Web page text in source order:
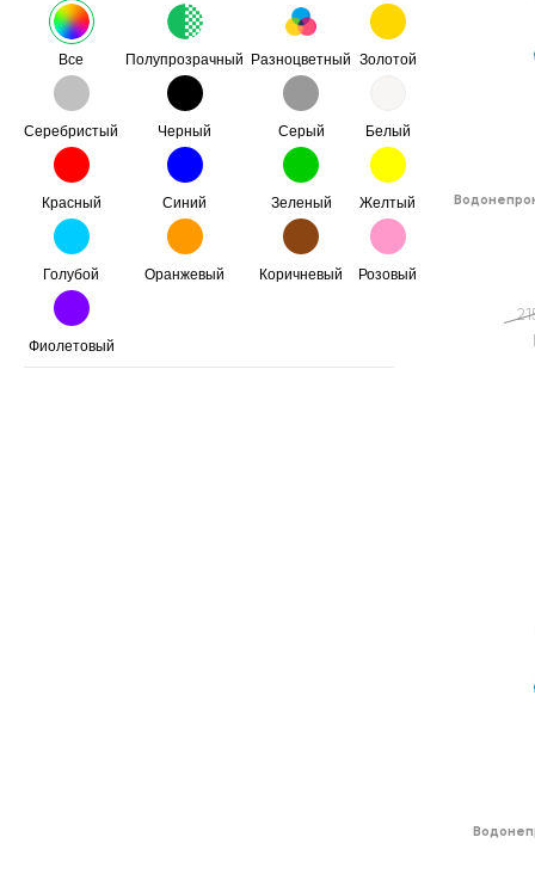
Все Полупрозрачный Разноцветный Золотой
Серебристый Черный Серый Белый
Красный Синий Зеленый Желтый
Голубой Оранжевый Коричневый Розовый
Фиолетовый